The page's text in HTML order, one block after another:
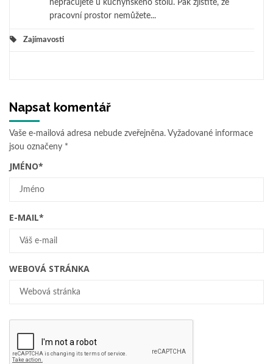
nepracujete u kuchyňského stolu. Pak zjistíte, že
pracovní prostor nemůžete...
Zajímavosti
Napsat komentář
Vaše e-mailová adresa nebude zveřejněna. Vyžadované informace
jsou označeny *
JMÉNO*
E-MAIL*
WEBOVÁ STRÁNKA